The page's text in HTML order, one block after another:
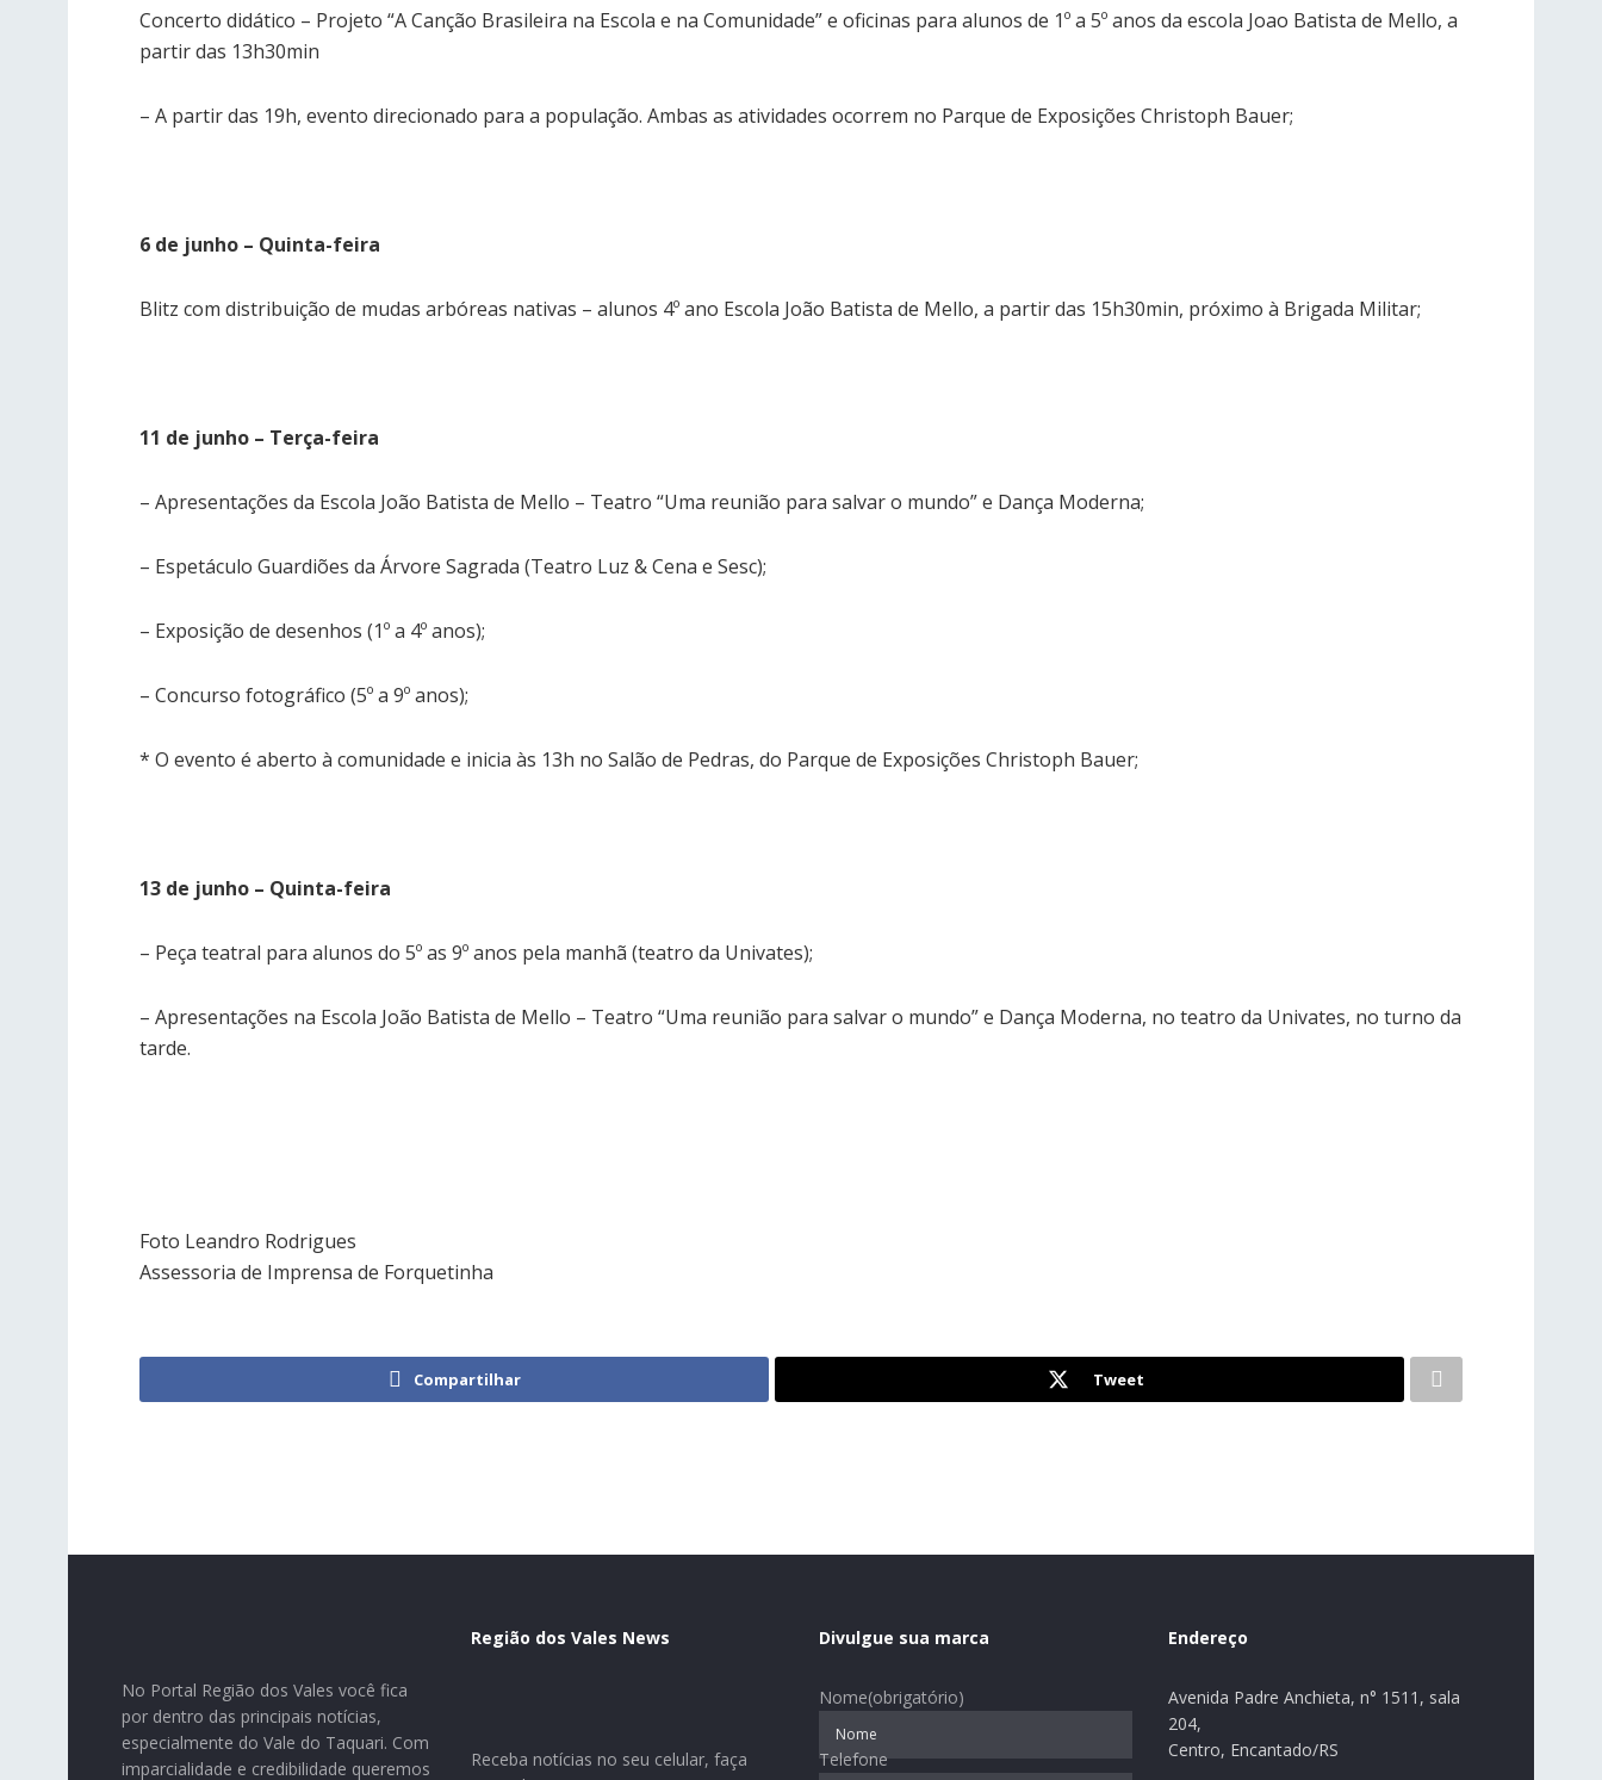
Concerto didático – Projeto “A Canção Brasileira na Escola e na Comunidade” e oficinas para alunos de 1º a 5º anos da escola Joao Batista de Mello, a
partir das 13h30min
– A partir das 19h, evento direcionado para a população. Ambas as atividades ocorrem no Parque de Exposições Christoph Bauer;
6 de junho – Quinta-feira
Blitz com distribuição de mudas arbóreas nativas – alunos 4º ano Escola João Batista de Mello, a partir das 15h30min, próximo à Brigada Militar;
11 de junho – Terça-feira
– Apresentações da Escola João Batista de Mello – Teatro “Uma reunião para salvar o mundo” e Dança Moderna;
– Espetáculo Guardiões da Árvore Sagrada (Teatro Luz & Cena e Sesc);
– Exposição de desenhos (1º a 4º anos);
– Concurso fotográfico (5º a 9º anos);
* O evento é aberto à comunidade e inicia às 13h no Salão de Pedras, do Parque de Exposições Christoph Bauer;
13 de junho – Quinta-feira
– Peça teatral para alunos do 5º as 9º anos pela manhã (teatro da Univates);
– Apresentações na Escola João Batista de Mello – Teatro “Uma reunião para salvar o mundo” e Dança Moderna, no teatro da Univates, no turno da
tarde.
Foto Leandro Rodrigues
Assessoria de Imprensa de Forquetinha
Compartilhar Tweet
No Portal Região dos Vales você fica
por dentro das principais notícias,
especialmente do Vale do Taquari. Com
imparcialidade e credibilidade queremos
Região dos Vales News
Receba notícias no seu celular, faça
Divulgue sua marca
Nome(obrigatório)
Telefone
Endereço
Avenida Padre Anchieta, n° 1511, sala
204,
Centro, Encantado/RS